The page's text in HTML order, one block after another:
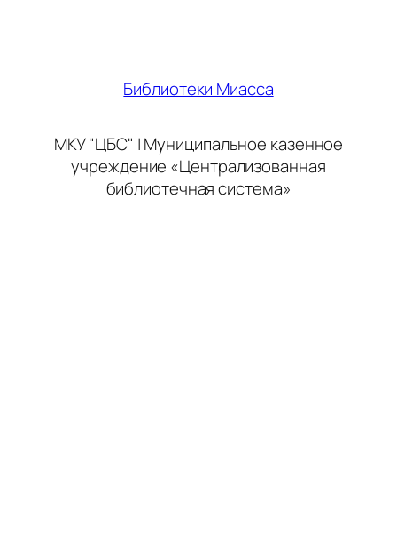
Библиотеки Миасса
МКУ "ЦБС" | Муниципальное казенное
учреждение «Централизованная
библиотечная система»